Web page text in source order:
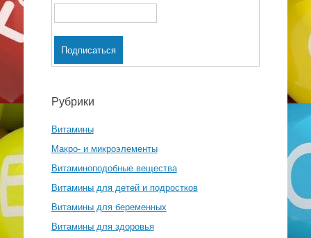
Рубрики
Витамины
Макро- и микроэлементы
Витаминоподобные вещества
Витамины для детей и подростков
Витамины для беременных
Витамины для здоровья